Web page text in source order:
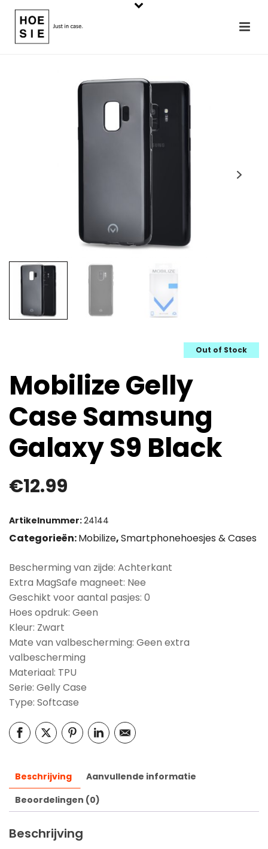
Out of Stock
Mobilize Gelly
Case Samsung
Galaxy S9 Black
€12.99
Artikelnummer:24144
Categorieën:Mobilize,Smartphonehoesjes & Cases
Bescherming van zijde: Achterkant
Extra MagSafe magneet: Nee
Geschikt voor aantal pasjes: 0
Hoes opdruk: Geen
Kleur: Zwart
Mate van valbescherming: Geen extra
valbescherming
Materiaal: TPU
Serie: Gelly Case
Type: Softcase
Beschrijving
Aanvullende informatie
Beoordelingen (0)
Beschrijving